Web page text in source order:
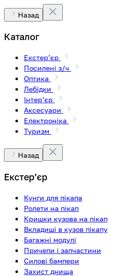
Назад
Каталог
Екстерʼєр
Посилені з/ч
Оптика
Лебідки
Інтерʼєр
Аксесуари
Електроніка
Туризм
Назад
Екстерʼєр
Кунги для пікапа
Ролети на пікап
Кришки кузова на пікап
Вкладиші в кузов пікапу
Багажні модулі
Причепи і запчастини
Силові бампери
Захист днища